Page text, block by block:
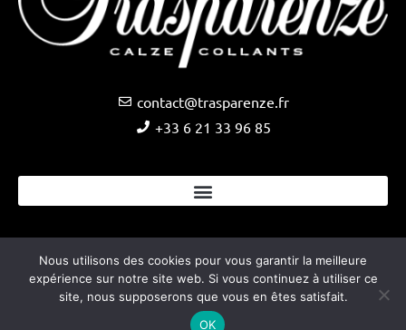
contact@trasparenze.fr
+33 6 21 33 96 85
Copyright © Trasparenze 2025 –Site internet créé par
Audiency
– Mentions légales
Nous utilisons des cookies pour vous garantir la meilleure
expérience sur notre site web. Si vous continuez à utiliser ce
site, nous supposerons que vous en êtes satisfait.
OK